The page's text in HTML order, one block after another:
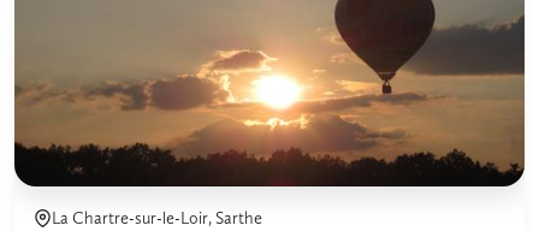
La Chartre-sur-le-Loir, Sarthe